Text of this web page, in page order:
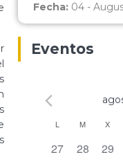
Fecha: 04 -
Eventos
de
L M X
0 eventos,
27 0 eventos,
28 0
29